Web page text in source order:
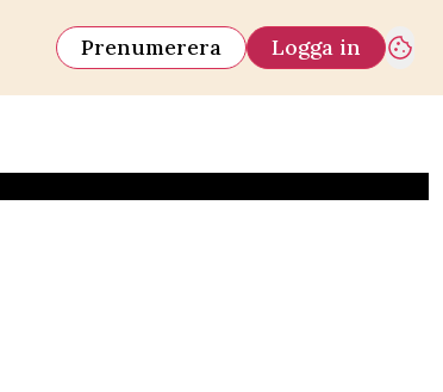
Prenumerera Logga in